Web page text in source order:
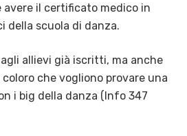
avere il certificato medico in
della scuola di danza.
allievi già iscritti, ma anche
che vogliono provare una
i big della danza (Info 347